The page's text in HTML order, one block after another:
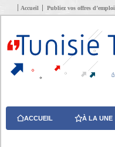
Accueil Publiez vos offres d’emploi
ACCUEIL À LA UNE